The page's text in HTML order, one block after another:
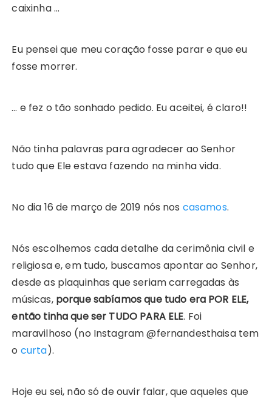
caixinha …
Eu pensei que meu coração fosse parar e que eu
fosse morrer.
… e fez o tão sonhado pedido. Eu aceitei, é claro!!
Não tinha palavras para agradecer ao Senhor
tudo que Ele estava fazendo na minha vida.
No dia 16 de março de 2019 nós nos casamos.
Nós escolhemos cada detalhe da cerimônia civil e
religiosa e, em tudo, buscamos apontar ao Senhor,
desde as plaquinhas que seriam carregadas às
músicas,porque sabíamos que tudo era POR ELE,
então tinha que ser TUDO PARA ELE. Foi
maravilhoso (no Instagram @fernandesthaisa tem
o curta).
Hoje eu sei, não só de ouvir falar, que aqueles que